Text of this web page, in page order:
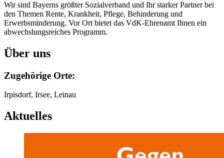
Wir sind Bayerns größter Sozialverband und Ihr starker Partner bei
den Themen Rente, Krankheit, Pflege, Behinderung und
Erwerbsminderung. Vor Ort bietet das VdK-Ehrenamt Ihnen ein
abwechslungsreiches Programm.
Über uns
Zugehörige Orte:
Irpisdorf, Irsee, Leinau
Aktuelles